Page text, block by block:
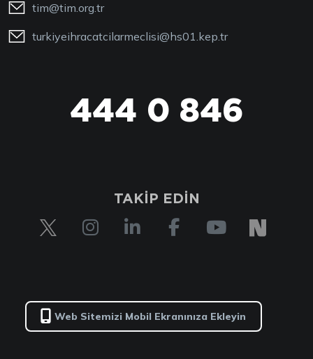
tim@tim.org.tr
turkiyeihracatcilarmeclisi@hs01.kep.tr
444 0 846
TAKİP EDİN
Web Sitemizi Mobil Ekranınıza Ekleyin